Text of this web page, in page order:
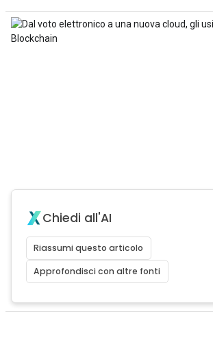
Chiedi all'AI
Riassumi questo articolo
Approfondisci con altre fonti